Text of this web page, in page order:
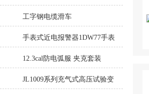
些？
工字钢电缆滑车
手表式近电报警器1DW77手表
式近电报警器1DW87
12.3cal防电弧服 夹克套装
JL1009系列充气式高压试验变